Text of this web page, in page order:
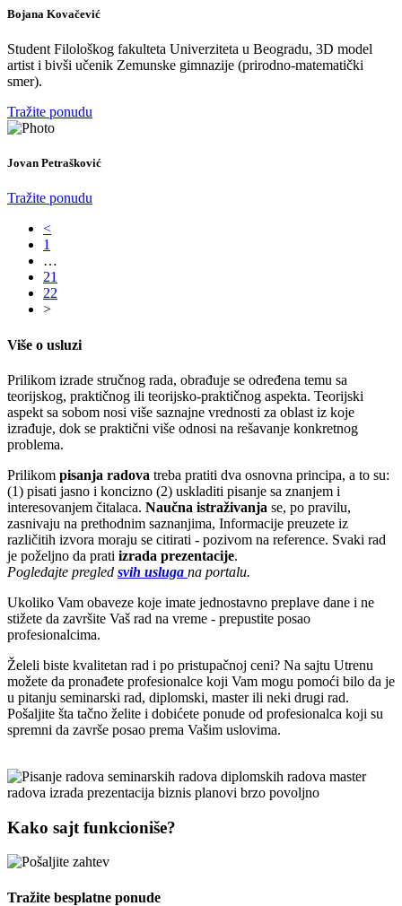
Bojana Kovačević
Student Filološkog fakulteta Univerziteta u Beogradu, 3D model
artist i bivši učenik Zemunske gimnazije (prirodno-matematički
smer).
Tražite ponudu
Jovan Petrašković
Tražite ponudu
<
1
…
21
22
>
Više o usluzi
Prilikom izrade stručnog rada, obrađuje se određena temu sa
teorijskog, praktičnog ili teorijsko-praktičnog aspekta. Teorijski
aspekt sa sobom nosi više saznajne vrednosti za oblast iz koje
izrađuje, dok se praktični više odnosi na rešavanje konkretnog
problema.
Prilikom pisanja radova treba pratiti dva osnovna principa, a to su:
(1) pisati jasno i koncizno (2) uskladiti pisanje sa znanjem i
interesovanjem čitalaca. Naučna istraživanja se, po pravilu,
zasnivaju na prethodnim saznanjima, Informacije preuzete iz
različitih izvora moraju se citirati - pozivom na reference. Svaki rad
je poželjno da prati izrada prezentacije.
Pogledajte pregled svih usluga na portalu.
Ukoliko Vam obaveze koje imate jednostavno preplave dane i ne
stižete da završite Vaš rad na vreme - prepustite posao
profesionalcima.
Želeli biste kvalitetan rad i po pristupačnoj ceni? Na sajtu Utrenu
možete da pronađete profesionalce koji Vam mogu pomoći bilo da je
u pitanju seminarski rad, diplomski, master ili neki drugi rad.
Pošaljite šta tačno želite i dobićete ponude od profesionalca koji su
spremni da završe posao prema Vašim uslovima.
Kako sajt funkcioniše?
Tražite besplatne ponude